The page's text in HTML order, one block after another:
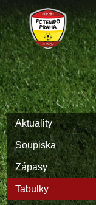
Aktuality
Soupiska
Zápasy
Tabulky